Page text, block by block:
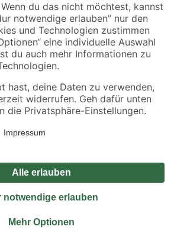
MwSt.. Die dargestellten Angebote sind unter
verfügbar. Die angegebenen Verfügbarkeiten beziehen
reicht.
gilt nicht für Artikel mit Speditionsversand, hier
Impressum
Widerrufsrecht
Vertrag widerrufen